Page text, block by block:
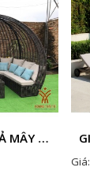
GHẾ HỒ BƠI GIẢ MÂY TT - B23
Giá: